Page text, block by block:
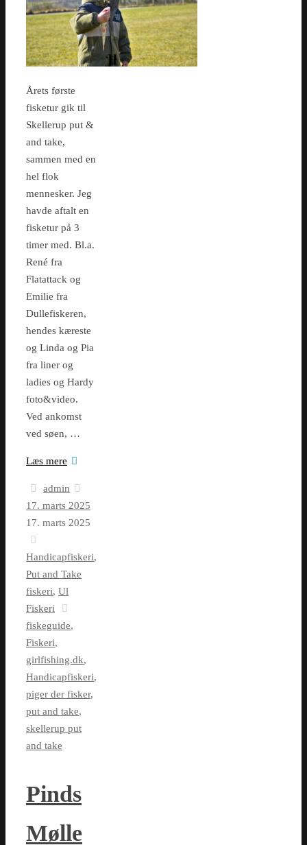
Årets første
fisketur gik til
Skellerup put &
and take,
sammen med en
hel flok
mennesker. Jeg
havde aftalt en
fisketur på 3
timer med. Bl.a.
René fra
Flatattack og
Emilie fra
Dullefiskeren,
hendes kæreste
og Linda og Pia
fra liner og
ladies og Hardy
foto&video.
Ved ankomst
ved søen, …
Læs mere
admin
17. marts 2025
17. marts 2025
Handicapfiskeri,
Put and Take
fiskeri, Ul
Fiskeri
fiskeguide,
Fiskeri,
girlfishing.dk,
Handicapfiskeri,
piger der fisker,
put and take,
skellerup put
and take
Pinds
Mølle